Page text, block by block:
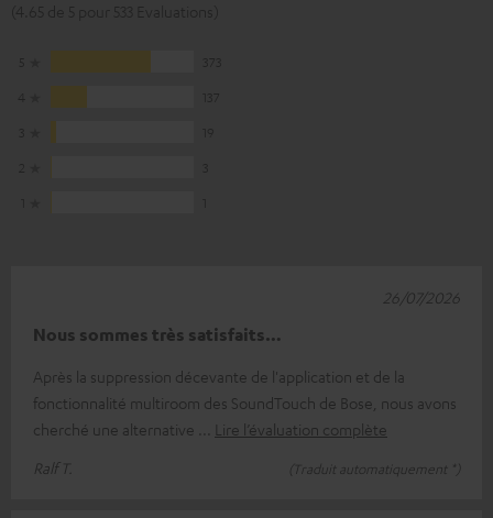
Nous sommes très satisfaits…
Après la suppression décevante de l'application et de la
fonctionnalité multiroom des SoundTouch de Bose, nous avons
cherché une alternative
Lire l’évaluation complète
Ralf T.
(Traduit automatiquement *)
26/07/2026